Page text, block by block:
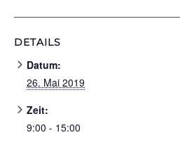
DETAILS
Datum:
26. Mai 2019
Zeit:
9:00 - 15:00